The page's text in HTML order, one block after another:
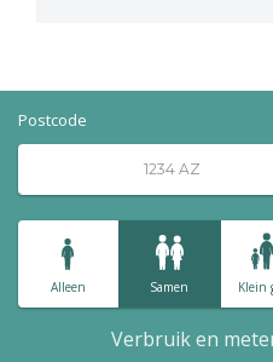
Postcode
Alleen Samen Klein
Verbruik en